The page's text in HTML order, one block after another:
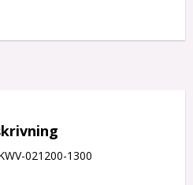
021200-1300